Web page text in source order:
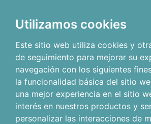
Utilizamos cookies
Este sitio web utiliza cookies y
de seguimiento para mejorar su
navegación con los siguientes
la funcionalidad básica del sitio
una mejor experiencia en el sitio
interés en nuestros productos y
personalizar las interacciones de